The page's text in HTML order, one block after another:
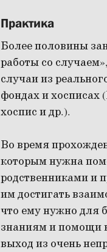
Практика
Более половины
работы со
случаи из
фондах и хосписах
хоспис и др.).
Во время
которым нужна
родственниками и
им достигать
что ему нужно для
знаниям и помощи
выход из очень